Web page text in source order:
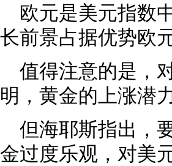
欧元是美元指数
长前景占据优势欧
值得注意的是，
明，黄金的上涨潜
但海耶斯指出，
金过度乐观，对美